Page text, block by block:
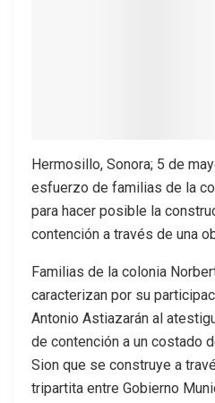
Hermosillo, Sonora; 5 de
esfuerzo de familias de la
para hacer posible la
contención a través de una
Familias de la colonia
caracterizan por su
Antonio Astiazarán al
de contención a un costado
Sion que se construye a
tripartita entre Gobierno